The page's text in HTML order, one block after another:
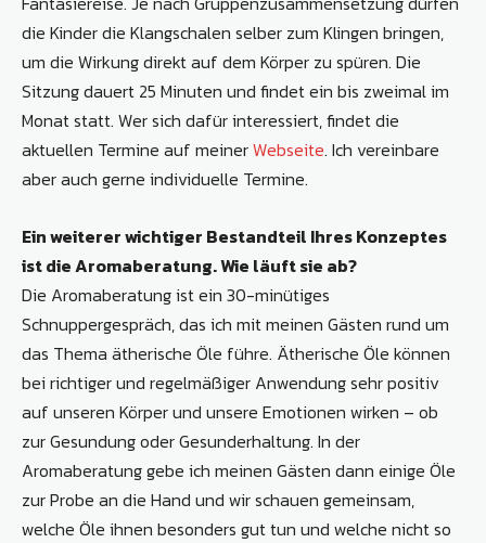
die Kinder die Klangschalen selber zum Klingen bringen,
um die Wirkung direkt auf dem Körper zu spüren. Die
Sitzung dauert 25 Minuten und findet ein bis zweimal im
Monat statt. Wer sich dafür interessiert, findet die
aktuellen Termine auf meinerWebseite. Ich vereinbare
aber auch gerne individuelle Termine.
Ein weiterer wichtiger Bestandteil Ihres Konzeptes
ist die Aromaberatung. Wie läuft sie ab?
Die Aromaberatung ist ein 30-minütiges
Schnuppergespräch, das ich mit meinen Gästen rund um
das Thema ätherische Öle führe. Ätherische Öle können
bei richtiger und regelmäßiger Anwendung sehr positiv
auf unseren Körper und unsere Emotionen wirken – ob
zur Gesundung oder Gesunderhaltung. In der
Aromaberatung gebe ich meinen Gästen dann einige Öle
zur Probe an die Hand und wir schauen gemeinsam,
welche Öle ihnen besonders gut tun und welche nicht so